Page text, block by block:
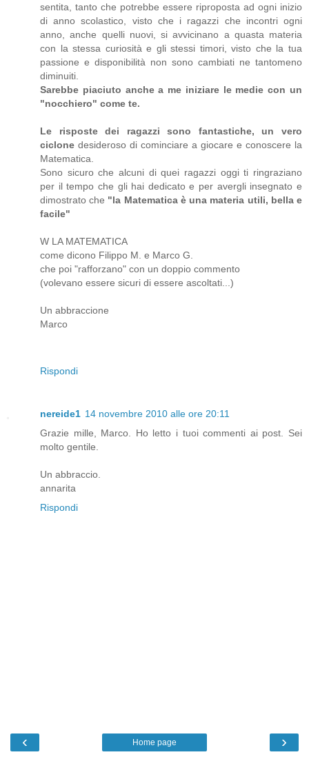
sentita, tanto che potrebbe essere riproposta ad ogni inizio
di anno scolastico, visto che i ragazzi che incontri ogni
anno, anche quelli nuovi, si avvicinano a quasta materia
con la stessa curiosità e gli stessi timori, visto che la tua
passione e disponibilità non sono cambiati ne tantomeno
diminuiti.
Sarebbe piaciuto anche a me iniziare le medie con un
"nocchiero" come te.
Le risposte dei ragazzi sono fantastiche, un vero
ciclone desideroso di cominciare a giocare e conoscere la
Matematica.
Sono sicuro che alcuni di quei ragazzi oggi ti ringraziano
per il tempo che gli hai dedicato e per avergli insegnato e
dimostrato che "la Matematica è una materia utili, bella e
facile"
W LA MATEMATICA
come dicono Filippo M. e Marco G.
che poi "rafforzano" con un doppio commento
(volevano essere sicuri di essere ascoltati...)
Un abbraccione
Marco
Rispondi
nereide1 14 novembre 2010 alle ore 20:11
Grazie mille, Marco. Ho letto i tuoi commenti ai post. Sei
molto gentile.
Un abbraccio.
annarita
Rispondi
‹ ›
Home page